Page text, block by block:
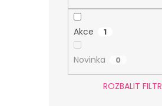
Akce 1
Novinka 0
ROZBALIT FILTR